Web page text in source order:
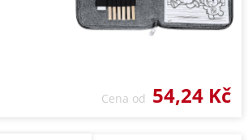
Cena od 54,24 Kč